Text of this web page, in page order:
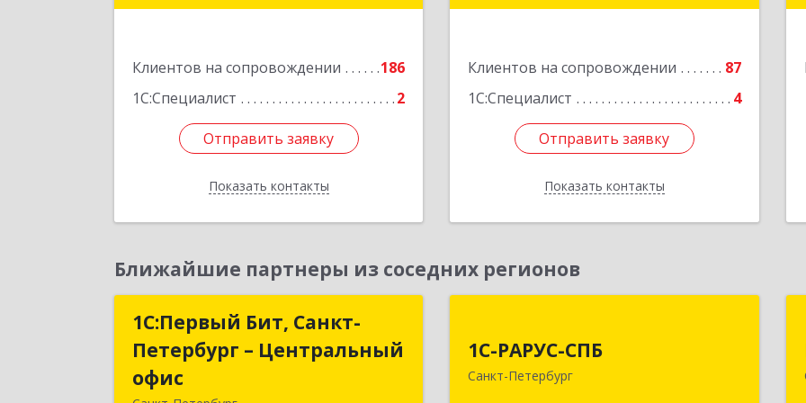
Клиентов на сопровождении
186
1С:Специалист
2
Отправить заявку
Показать контакты
Отправить заявку
Назад
Клиентов на сопровождении
87
1С:Специалист
4
Отправить заявку
Показать контакты
Подробнее
Отправить заявку
Назад
Ближайшие партнеры из соседних регионов
1С:Первый Бит, Санкт-
Петербург – Центральный
офис
1С:Первый Бит, Санкт-
Петербург – Центральный
1С-РАРУС-СПБ
Санкт-Петербург
муниципальный округ Аптекарский